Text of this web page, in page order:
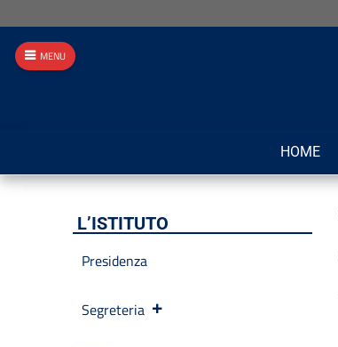
HOME
L’ISTITUTO
Presidenza
Segreteria
MENU